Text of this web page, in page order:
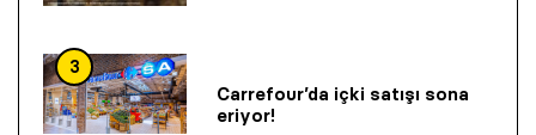
3
Carrefour’da içki satışı sona
eriyor!